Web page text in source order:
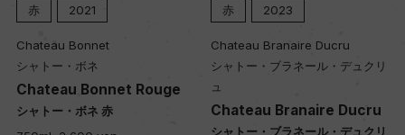
赤 2021
Chateau Bonnet
シャトー・ボネ
Chateau Bonnet Rouge
シャトー・ボネ 赤
赤 2023
Chateau Branaire Ducru
シャトー・ブラネール・デュクリ
ュ
Chateau Branaire Ducru
シャトー・ブラネール・デュクリ